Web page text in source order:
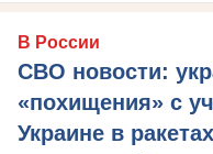
В России
СВО новости:
«похищения» с
Украине в